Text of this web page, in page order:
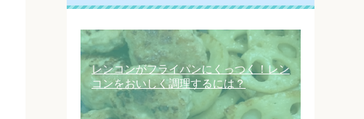
レンコンがフライパンにくっつく！レン
コンをおいしく調理するには？